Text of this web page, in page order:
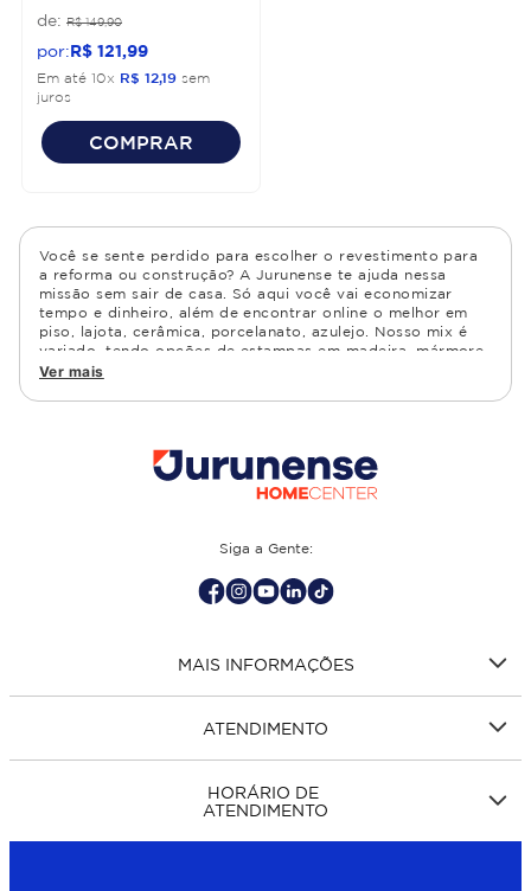
R$ 149,90
R$ 121 99
Em até 10x R$ 1219 sem
juros
COMPRAR
Você se sente perdido para escolher o revestimento para
a reforma ou construção? A Jurunense te ajuda nessa
missão sem sair de casa. Só aqui você vai economizar
tempo e dinheiro, além de encontrar online o melhor em
piso, lajota, cerâmica, porcelanato, azulejo. Nosso mix é
variado, tendo opções de estampas em madeira, mármore,
granito, cimento, geométrico, e muito mais Confira as
cozinha, quarto, sala de estar.
Ver mais
Siga a Gente:
MAIS INFORMAÇÕES
ATENDIMENTO
HORÁRIO DE
ATENDIMENTO